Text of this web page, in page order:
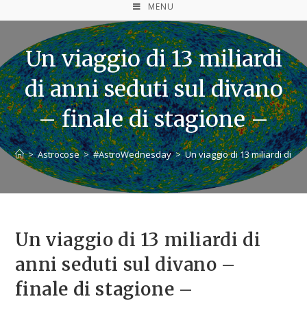
MENU
Un viaggio di 13 miliardi
di anni seduti sul divano
– finale di stagione –
> Astrocose > #AstroWednesday > Un viaggio di 13 miliardi di
Un viaggio di 13 miliardi di
anni seduti sul divano –
finale di stagione –